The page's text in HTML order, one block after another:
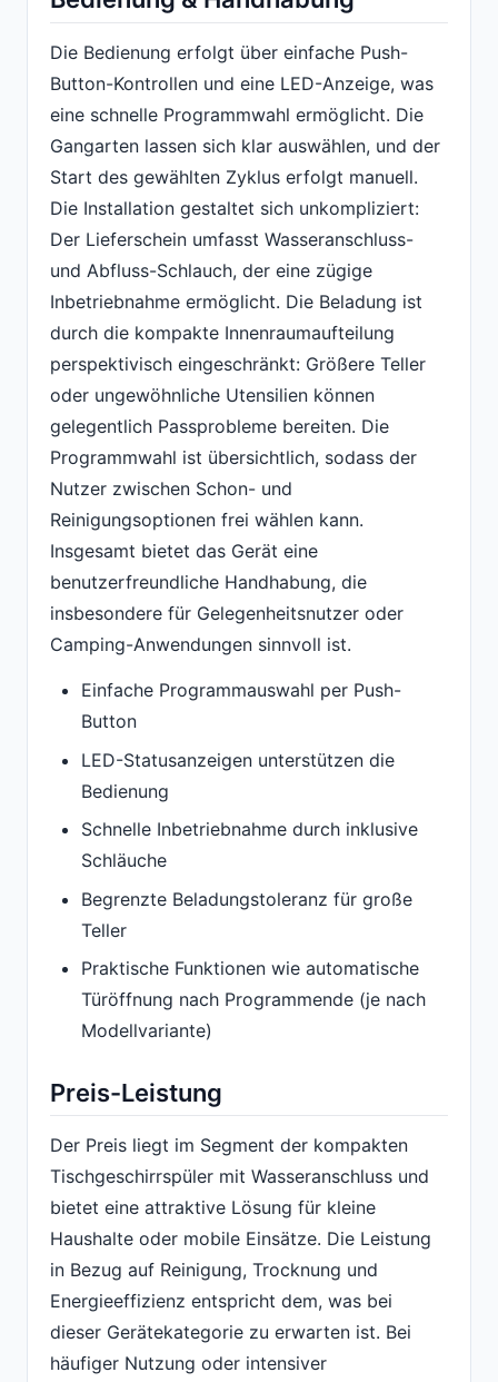
Die Bedienung erfolgt über einfache Push-
Button-Kontrollen und eine LED-Anzeige, was
eine schnelle Programmwahl ermöglicht. Die
Gangarten lassen sich klar auswählen, und der
Start des gewählten Zyklus erfolgt manuell.
Die Installation gestaltet sich unkompliziert:
Der Lieferschein umfasst Wasseranschluss-
und Abfluss-Schlauch, der eine zügige
Inbetriebnahme ermöglicht. Die Beladung ist
durch die kompakte Innenraumaufteilung
perspektivisch eingeschränkt: Größere Teller
oder ungewöhnliche Utensilien können
gelegentlich Passprobleme bereiten. Die
Programmwahl ist übersichtlich, sodass der
Nutzer zwischen Schon- und
Reinigungsoptionen frei wählen kann.
Insgesamt bietet das Gerät eine
benutzerfreundliche Handhabung, die
insbesondere für Gelegenheitsnutzer oder
Camping-Anwendungen sinnvoll ist.
Einfache Programmauswahl per Push-
Button
LED-Statusanzeigen unterstützen die
Bedienung
Schnelle Inbetriebnahme durch inklusive
Schläuche
Begrenzte Beladungstoleranz für große
Teller
Praktische Funktionen wie automatische
Türöffnung nach Programmende (je nach
Modellvariante)
Preis-Leistung
Der Preis liegt im Segment der kompakten
Tischgeschirrspüler mit Wasseranschluss und
bietet eine attraktive Lösung für kleine
Haushalte oder mobile Einsätze. Die Leistung
in Bezug auf Reinigung, Trocknung und
Energieeffizienz entspricht dem, was bei
dieser Gerätekategorie zu erwarten ist. Bei
häufiger Nutzung oder intensiver